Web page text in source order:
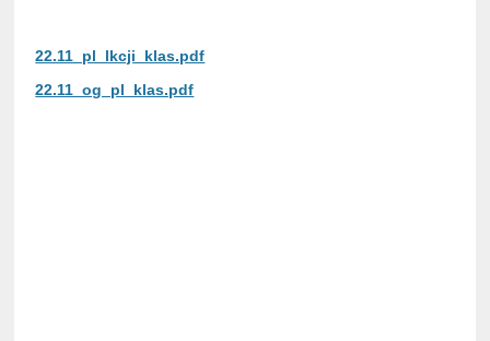
22.11_pl_lkcji_klas.pdf
22.11_og_pl_klas.pdf